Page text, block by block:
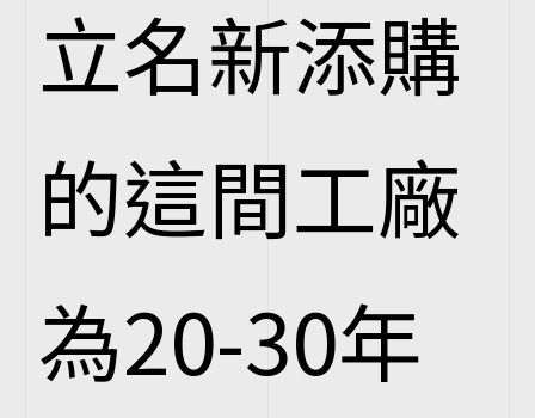
立名新添購
的這間工廠
為20-30年